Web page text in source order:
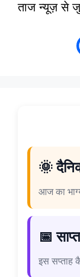
ताज न्यूज़ से
🌞
आज का
📅
इस सप्ताह